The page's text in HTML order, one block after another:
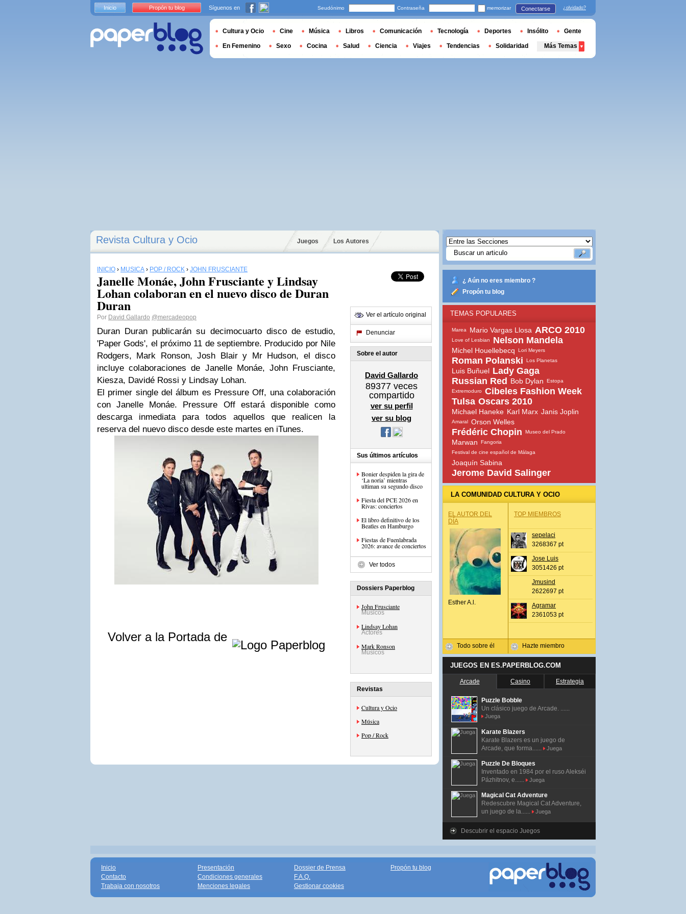
Revista Cultura y Ocio Juegos Los Autores
INICIO › MÚSICA › POP / ROCK › JOHN FRUSCIANTE
Janelle Monáe, John Frusciante y Lindsay
Lohan colaboran en el nuevo disco de Duran
Duran
Por David Gallardo @mercadeopop
Duran Duran publicarán su decimocuarto disco de estudio,
'Paper Gods', el próximo 11 de septiembre. Producido por Nile
Rodgers, Mark Ronson, Josh Blair y Mr Hudson, el disco
incluye colaboraciones de Janelle Monáe, John Frusciante,
Kiesza, Davidé Rossi y Lindsay Lohan.
El primer single del álbum es Pressure Off, una colaboración
con Janelle Monáe. Pressure Off estará disponible como
descarga inmediata para todos aquellos que realicen la
reserva del nuevo disco desde este martes en iTunes.
Volver a la Portada de
Ver el artículo original
Denunciar
Sobre el autor
David Gallardo
89377 veces
compartido
ver su perfil
ver su blog
Sus últimos artículos
Bonier despiden la gira de
‘La noria’ mientras
ultiman su segundo disco
Fiesta del PCE 2026 en
Rivas: conciertos
El libro definitivo de los
Beatles en Hamburgo
Fiestas de Fuenlabrada
2026: avance de conciertos
Ver todos
Dossiers Paperblog
John Frusciante
Músicos
Lindsay Lohan
Actores
Mark Ronson
Músicos
Revistas
Cultura y Ocio
Música
Pop / Rock
¿ Aún no eres miembro ?
Propón tu blog
TEMAS POPULARES
Marea Mario Vargas Llosa ARCO 2010
Love of Lesbian Nelson Mandela
Michel Houellebecq Lori Meyers
Roman Polanski Los Planetas
Luis Buñuel Lady Gaga
Russian Red
Bob Dylan
Estopa
Extremoduro
Cibeles Fashion Week
Tulsa Oscars 2010
Michael Haneke Karl Marx Janis Joplin
Amaral Orson Welles
Frédéric Chopin Museo del Prado
Marwan
Fangoria
Festival de cine español de Málaga
Joaquín Sabina
Jerome David Salinger
LA COMUNIDAD CULTURA Y OCIO
EL AUTOR DEL
DÍA
Esther A.l.
Todo sobre él
TOP MIEMBROS
sepelaci
3268367 pt
Jose Luis
3051426 pt
Jmusind
2622697 pt
Agramar
2361053 pt
Hazte miembro
JUEGOS EN ES.PAPERBLOG.COM
Arcade Casino Estrategia
Puzzle Bobble
Un clásico juego de Arcade. ......
Juega
Karate Blazers
Karate Blazers es un juego de
Arcade, que forma......
Juega
Puzzle De Bloques
Inventado en 1984 por el ruso Alekséi
Pázhitnov, e......
Juega
Magical Cat Adventure
Redescubre Magical Cat Adventure,
un juego de la......
Juega
Descubrir el espacio Juegos
Inicio Propón tu blog Síguenos en Seudónimo Contraseña memorizar Conectarse ¿olvidado?
Cultura y Ocio Cine Música Libros Comunicación Tecnología Deportes Insólito Gente
En Femenino Sexo Cocina Salud Ciencia Viajes Tendencias Solidaridad Más Temas
Inicio
Contacto
Trabaja con nosotros
Presentación
Condiciones generales
Menciones legales
Dossier de Prensa
F.A.Q.
Gestionar cookies
Propón tu blog